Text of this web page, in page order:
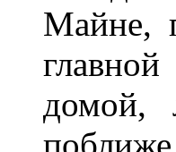
Майне,
домой,